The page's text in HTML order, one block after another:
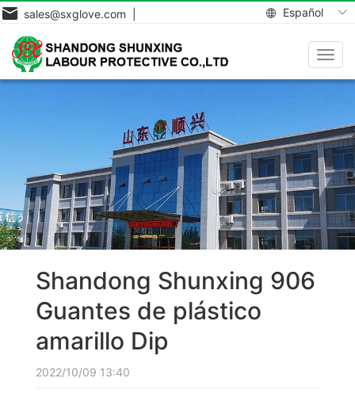
Español
sales@sxglove.com |
Shandong Shunxing 906
Guantes de plástico
amarillo Dip
2022/10/09 13:40